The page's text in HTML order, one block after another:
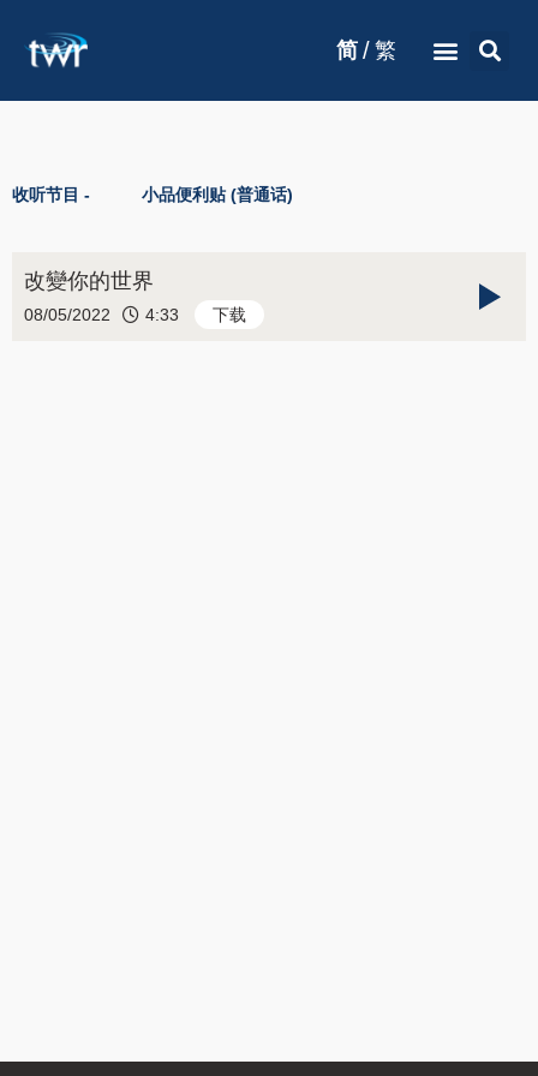
简 / 繁
收听节目 - 小品便利贴 (普通话)
改變你的世界
08/05/2022 4:33 下载